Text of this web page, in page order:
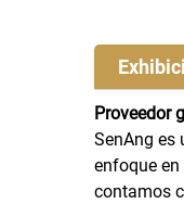
Proveedor
SenAng es
enfoque
contamos